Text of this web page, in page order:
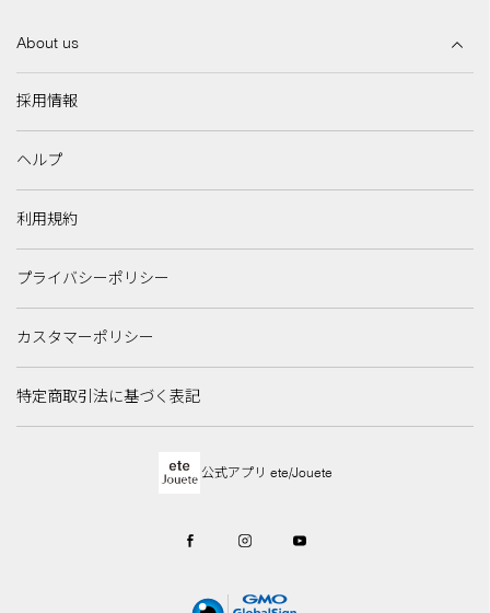
About us
採用情報
ヘルプ
利用規約
プライバシーポリシー
カスタマーポリシー
特定商取引法に基づく表記
公式アプリ ete/Jouete